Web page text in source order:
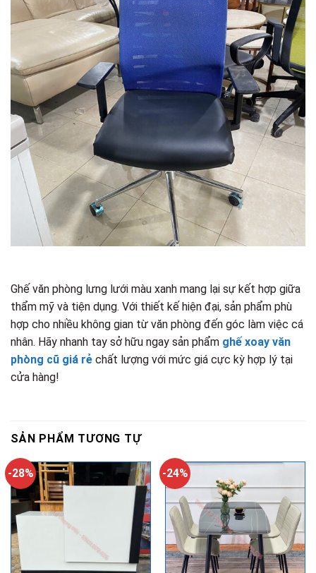
Ghế văn phòng lưng lưới màu xanh mang lại sự kết hợp giữa
thẩm mỹ và tiện dụng. Với thiết kế hiện đại, sản phẩm phù
hợp cho nhiều không gian từ văn phòng đến góc làm việc cá
nhân. Hãy nhanh tay sở hữu ngay sản phẩm ghế xoay văn
phòng cũ giá rẻ chất lượng với mức giá cực kỳ hợp lý tại
cửa hàng!
SẢN PHẨM TƯƠNG TỰ
-28% -24%